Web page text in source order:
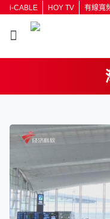
i-CABLE HOY TV 有線寬